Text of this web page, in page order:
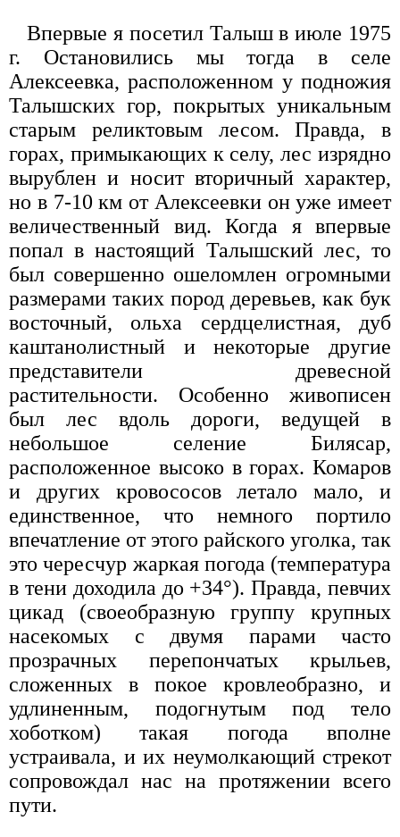
Впервые я посетил Талыш в июле 1975
г. Остановились мы тогда в селе
Алексеевка, расположенном у подножия
Талышских гор, покрытых уникальным
старым реликтовым лесом. Правда, в
горах, примыкающих к селу, лес изрядно
вырублен и носит вторичный характер,
но в 7-10 км от Алексеевки он уже имеет
величественный вид. Когда я впервые
попал в настоящий Талышский лес, то
был совершенно ошеломлен огромными
размерами таких пород деревьев, как бук
восточный, ольха сердцелистная, дуб
каштанолистный и некоторые другие
представители древесной
растительности. Особенно живописен
был лес вдоль дороги, ведущей в
небольшое селение Билясар,
расположенное высоко в горах. Комаров
и других кровососов летало мало, и
единственное, что немного портило
впечатление от этого райского уголка, так
это чересчур жаркая погода (температура
в тени доходила до +34°). Правда, певчих
цикад (своеобразную группу крупных
насекомых с двумя парами часто
прозрачных перепончатых крыльев,
сложенных в покое кровлеобразно, и
удлиненным, подогнутым под тело
хоботком) такая погода вполне
устраивала, и их неумолкающий стрекот
сопровождал нас на протяжении всего
пути.